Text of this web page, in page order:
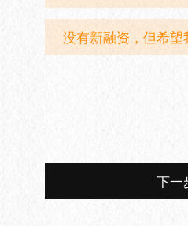
没有新融资，但希望
下一